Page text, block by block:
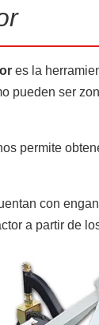
es la
pueden ser
permite
con
a partir de